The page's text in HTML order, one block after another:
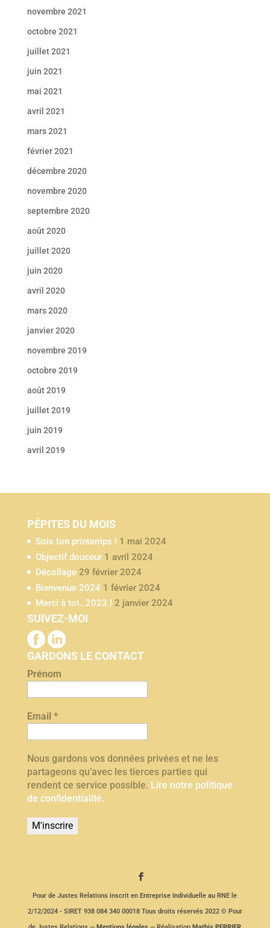
novembre 2021
octobre 2021
juillet 2021
juin 2021
mai 2021
avril 2021
mars 2021
février 2021
décembre 2020
novembre 2020
septembre 2020
août 2020
juillet 2020
juin 2020
avril 2020
mars 2020
janvier 2020
novembre 2019
octobre 2019
août 2019
juillet 2019
juin 2019
avril 2019
PÉPITES DU MOIS
Sois ton printemps ! 1 mai 2024
Objectif douceur 1 avril 2024
Décollage 29 février 2024
Bienvenue 2024 1 février 2024
Merci à toi…2023 ! 2 janvier 2024
SUIVEZ-MOI
GARDONS LE CONTACT
Prénom
Email *
Nous gardons vos données privées et ne les
partageons qu’avec les tierces parties qui
rendent ce service possible. Lire notre politique
de confidentialité.
Pour de Justes Relations inscrit en Entreprise Individuelle au RNE le
2/12/2024 - SIRET 938 084 340 00018 Tous droits réservés 2022 © Pour